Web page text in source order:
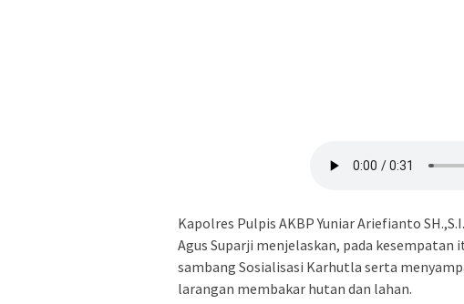
Kapolres Pulpis AKBP Yuniar Ariefianto
Agus Suparji menjelaskan, pada
sambang Sosialisasi Karhutla serta
larangan membakar hutan dan lahan.